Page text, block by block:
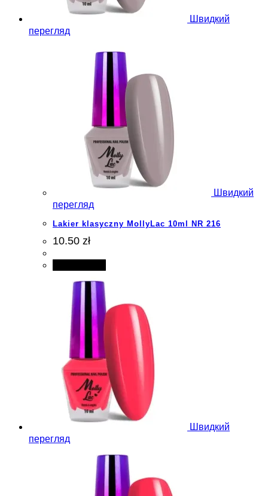
Швидкий
перегляд
Швидкий
перегляд
Lakier klasyczny MollyLac 10ml NR 216
10.50 zł
Швидкий
перегляд